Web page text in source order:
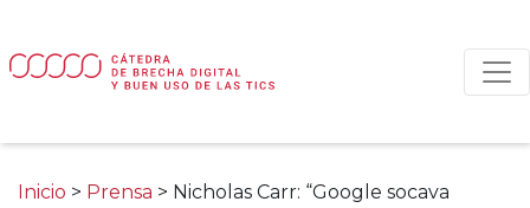
Main Navigation
Inicio > Prensa > Nicholas Carr: “Google socava